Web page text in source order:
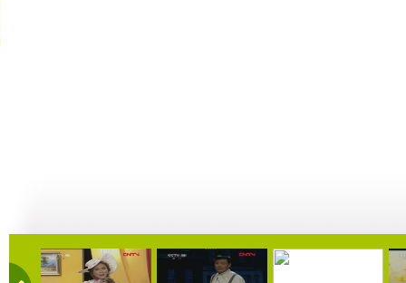
04:59 17:28 04:59